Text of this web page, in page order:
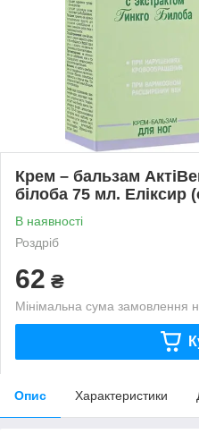
Крем – бальзам
білоба 75 мл. Еліксир
В наявності
Роздріб
62 ₴
Мінімальна сума замовлення
Опис Характеристики